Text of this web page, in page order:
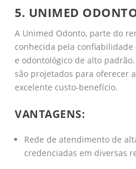
5. UNIMED
A Unimed Odonto, parte do
conhecida pela
e odontológico de alto
são projetados para oferecer
excelente custo-benefício.
VANTAGENS:
Rede de atendimento de
credenciadas em diversas